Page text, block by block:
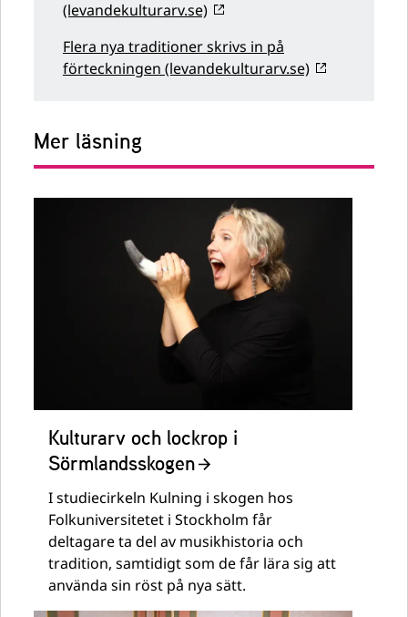
(levandekulturarv.se)
Flera nya traditioner skrivs in på
förteckningen (levandekulturarv.se)
Mer läsning
Kulturarv och lockrop i
Sörmlandsskogen
I studiecirkeln Kulning i skogen hos
Folkuniversitetet i Stockholm får
deltagare ta del av musikhistoria och
tradition, samtidigt som de får lära sig att
använda sin röst på nya sätt.